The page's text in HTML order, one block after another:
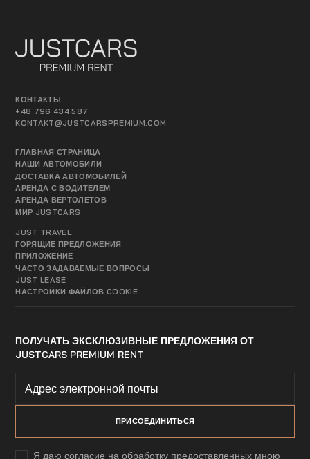
КОНТАКТЫ
+48 796 434 587
KONTAKT@JUSTCARSPREMIUM.COM
ГЛАВНАЯ СТРАНИЦА
НАШИ АВТОМОБИЛИ
ДОСТАВКА АВТОМОБИЛЕЙ
АРЕНДА С ВОДИТЕЛЕМ
АРЕНДА ВЕРТОЛЕТОВ
МИР JUSTCARS
JUST TRAVEL
ГОРЯЩИЕ ПРЕДЛОЖЕНИЯ
ПРИЛОЖЕНИЕ
ЧАСТО ЗАДАВАЕМЫЕ ВОПРОСЫ
JUST LEASE
НАСТРОЙКИ ФАЙЛОВ COOKIE
ПОЛУЧАТЬ ЭКСКЛЮЗИВНЫЕ ПРЕДЛОЖЕНИЯ ОТ
JUSTCARS PREMIUM RENT
Я даю согласие на обработку предоставленных мною